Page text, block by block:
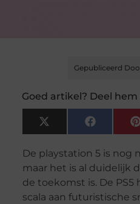
Gepubliceerd
Goed artikel? Deel hem
X
(Twitter)
De playstation 5 is nog
maar het is al duidelijk
de toekomst is. De PS5
scala aan futuristische